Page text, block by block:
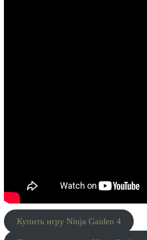
Купить игру Ninja Gaiden 4